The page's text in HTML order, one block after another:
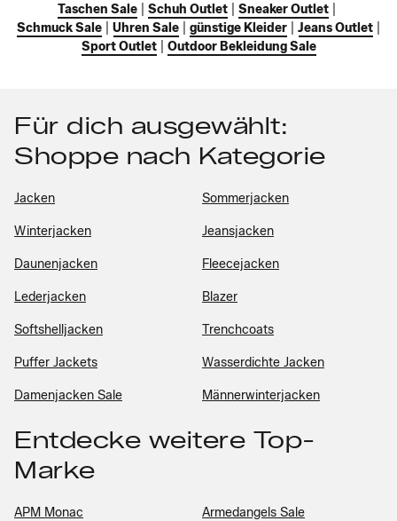
Taschen Sale Schuh Outlet Sneaker Outlet
Schmuck Sale
Uhren Sale günstige Kleider Jeans Outlet
Sport Outlet| Outdoor Bekleidung Sale
Für dich ausgewählt:
Shoppe nach Kategorie
Jacken Sommerjacken
Winterjacken Jeansjacken
Daunenjacken Fleecejacken
Lederjacken Blazer
Softshelljacken Trenchcoats
Puffer Jackets Wasserdichte Jacken
Damenjacken Sale Männerwinterjacken
Entdecke weitere Top-
Marke
APM Monac Armedangels Sale